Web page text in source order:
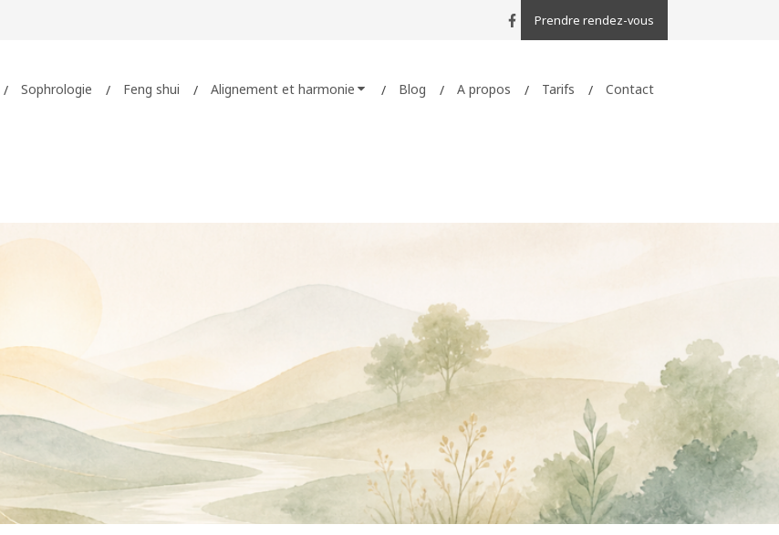
Prendre rendez-vous
Sophrologie Feng shui Alignement et harmonie Blog A propos Tarifs Contact